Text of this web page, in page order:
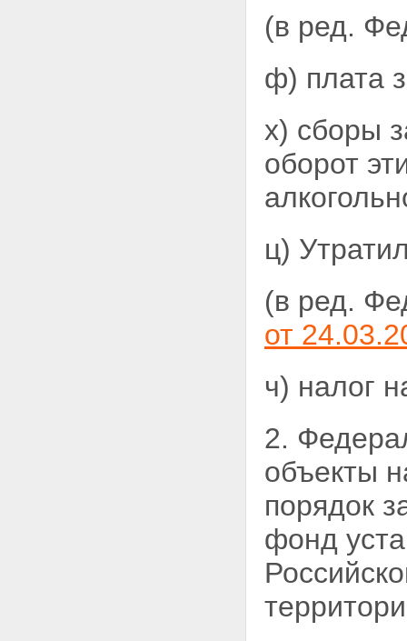
(в ред.
ф) плата
х) сборы
оборот
ц)
(в ред.
от
ч) налог
2.
объекты
порядок
фонд